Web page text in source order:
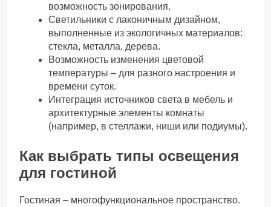
возможность зонирования.
Светильники с лаконичным дизайном,
выполненные из экологичных материалов:
стекла, металла, дерева.
Возможность изменения цветовой
температуры – для разного настроения и
времени суток.
Интеграция источников света в мебель и
архитектурные элементы комнаты
(например, в стеллажи, ниши или подиумы).
Как выбрать типы освещения
для гостиной
Гостиная – многофункциональное пространство.